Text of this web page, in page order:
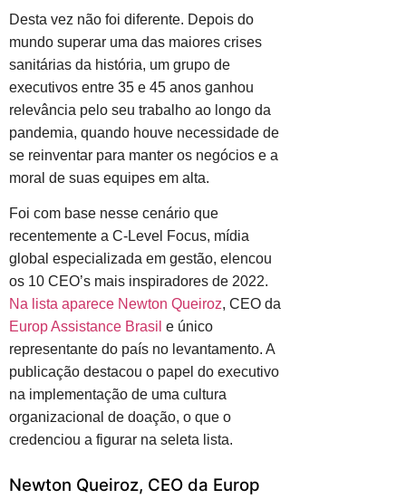
Desta vez não foi diferente. Depois do
mundo superar uma das maiores crises
sanitárias da história, um grupo de
executivos entre 35 e 45 anos ganhou
relevância pelo seu trabalho ao longo da
pandemia, quando houve necessidade de
se reinventar para manter os negócios e a
moral de suas equipes em alta.
Foi com base nesse cenário que
recentemente a C-Level Focus, mídia
global especializada em gestão, elencou
os 10 CEO’s mais inspiradores de 2022.
Na lista aparece Newton Queiroz, CEO da
Europ Assistance Brasil e único
representante do país no levantamento. A
publicação destacou o papel do executivo
na implementação de uma cultura
organizacional de doação, o que o
credenciou a figurar na seleta lista.
Newton Queiroz, CEO da Europ